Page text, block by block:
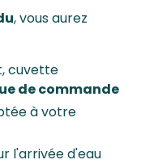
, vous aurez
cuvette
de commande
à votre
l'arrivée d'eau